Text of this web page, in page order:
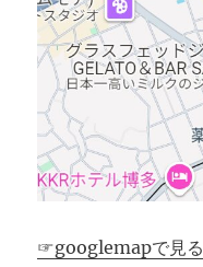
☞googlemapで見る